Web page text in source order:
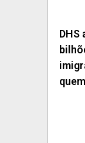
DHS